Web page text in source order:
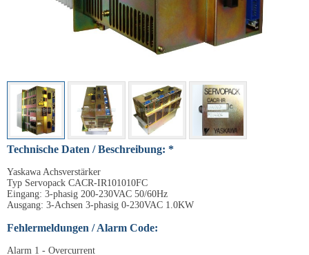
Technische Daten / Beschreibung: *
Yaskawa Achsverstärker
Typ Servopack CACR-IR101010FC
Eingang: 3-phasig 200-230VAC 50/60Hz
Ausgang: 3-Achsen 3-phasig 0-230VAC 1.0KW
Fehlermeldungen / Alarm Code:
Alarm 1 - Overcurrent